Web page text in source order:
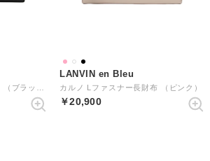
LANVIN en Bleu
カルノ Lファスナー長財布 （ピンク）
￥20,900